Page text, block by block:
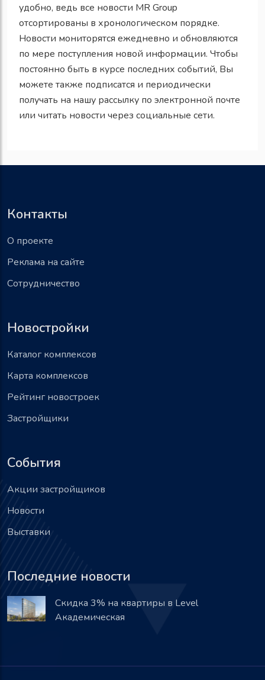
удобно, ведь все новости MR Group
отсортированы в хронологическом порядке.
Новости мониторятся ежедневно и обновляются
по мере поступления новой информации. Чтобы
постоянно быть в курсе последних событий, Вы
можете также подписатся и периодически
получать на нашу рассылку по электронной почте
или читать новости через социальные сети.
Контакты
О проекте
Реклама на сайте
Сотрудничество
Новостройки
Каталог комплексов
Карта комплексов
Рейтинг новостроек
Застройщики
События
Акции застройщиков
Новости
Выставки
Последние новости
Скидка 3% на квартиры в Level
Академическая